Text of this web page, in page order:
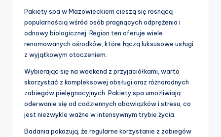
Pakiety spa w Mazowieckiem cieszą się rosnącą
popularnością wśród osób pragnących odprężenia i
odnowy biologicznej. Region ten oferuje wiele
renomowanych ośrodków, które łączą luksusowe usługi
z wyjątkowym otoczeniem.
Wybierając się na weekend z przyjaciółkami, warto
skorzystać z kompleksowej obsługi oraz różnorodnych
zabiegów pielęgnacyjnych. Pakiety spa umożliwiają
oderwanie się od codziennych obowiązków i stresu, co
jest niezwykle ważne w intensywnym trybie życia.
Badania pokazują, że regularne korzystanie z zabiegów